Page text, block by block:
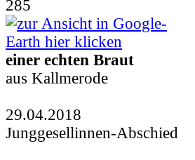
285
einer echten Braut
aus Kallmerode
29.04.2018
Junggesellinnen-Abschied